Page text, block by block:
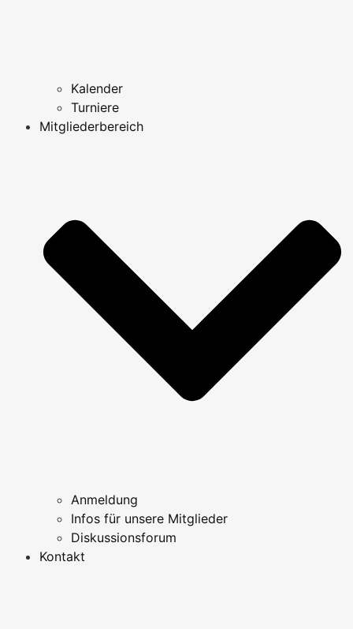
Kalender
Turniere
Mitgliederbereich
Anmeldung
Infos für unsere Mitglieder
Diskussionsforum
Kontakt